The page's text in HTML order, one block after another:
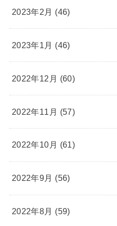
2023年2月 (46)
2023年1月 (46)
2022年12月 (60)
2022年11月 (57)
2022年10月 (61)
2022年9月 (56)
2022年8月 (59)